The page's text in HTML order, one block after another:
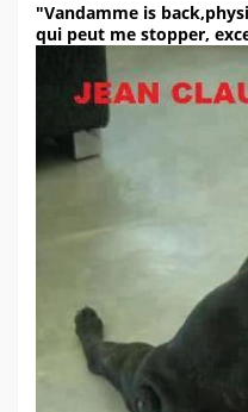
"Vandamme is
qui peut me stopper,